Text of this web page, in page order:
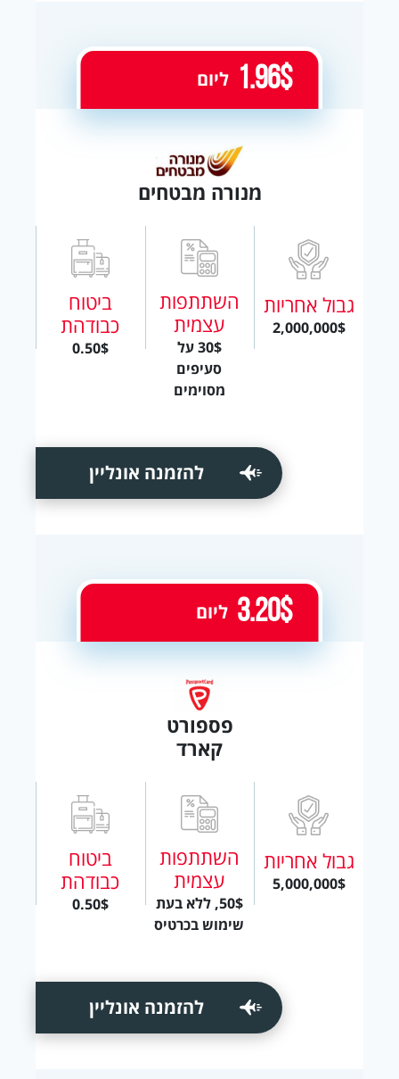
מנורה מבטחים
גבול אחריות
2,000,000$
השתתפות
עצמית
30$ על
סעיפים
מסוימים
ביטוח
כבודהת
0.50$
1.96$ ליום
להזמנה אונליין
פספורט
קארד
גבול אחריות
5,000,000$
השתתפות
עצמית
50$, ללא בעת
שימוש בכרטיס
ביטוח
כבודהת
0.50$
3.20$ ליום
להזמנה אונליין